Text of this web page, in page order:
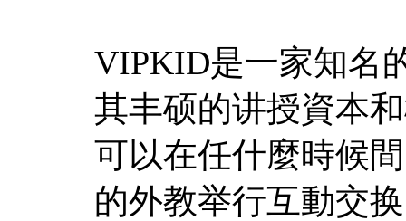
VIPKID是一家知名
其丰硕的讲授資本
可以在任什麼時候
的外教举行互動交